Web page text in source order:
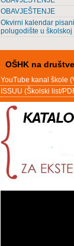
OBAVJEŠTENJE
Okvirni kalendar
polugodište u
OŠHK na
YouTube kanal škole
ISSUU (Školski list/